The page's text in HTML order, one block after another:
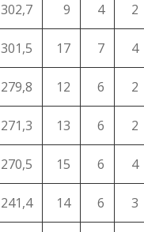
302,7 9 4 2
301,5 17 7 4
279,8 12 6 2
271,3 13 6 2
270,5 15 6 4
241,4 14 6 3